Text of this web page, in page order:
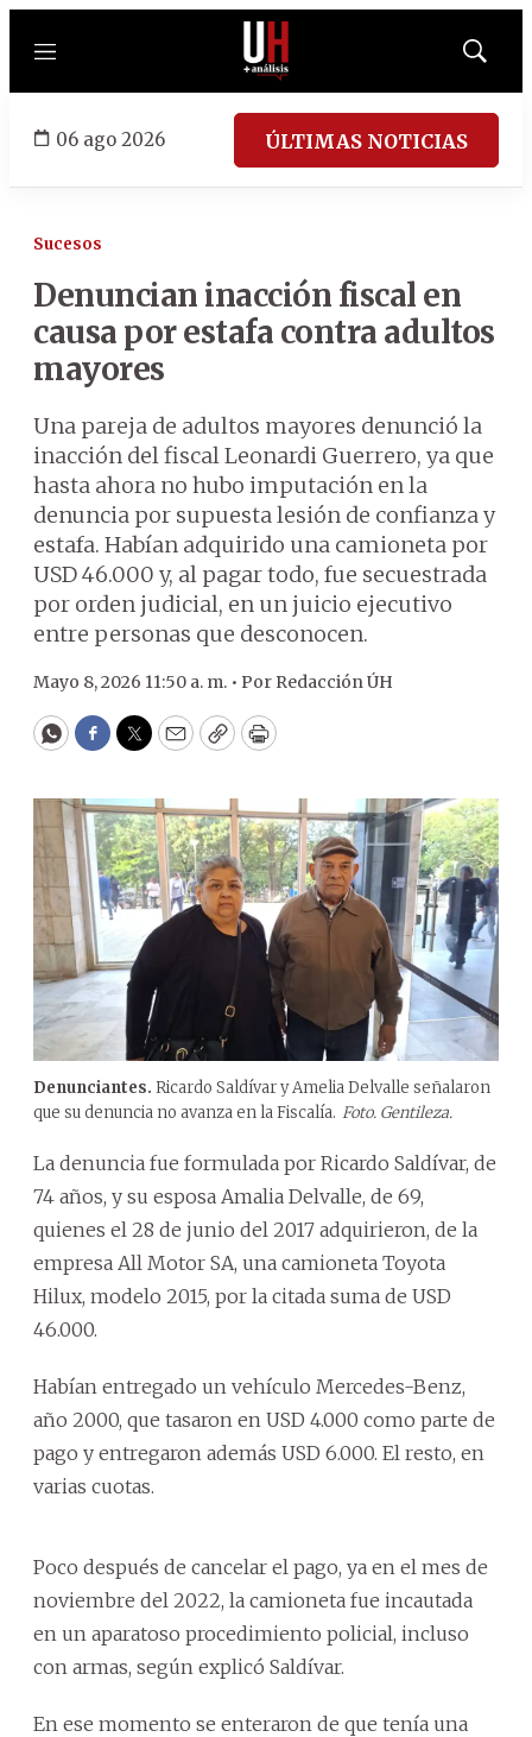
Menú
Mostrar
06 ago 2026 ÚLTIMAS NOTICIAS
Sucesos
Denuncian inacción fiscal en
causa por estafa contra adultos
mayores
Una pareja de adultos mayores denunció la
inacción del fiscal Leonardi Guerrero, ya que
hasta ahora no hubo imputación en la
denuncia por supuesta lesión de confianza y
estafa. Habían adquirido una camioneta por
USD 46.000 y, al pagar todo, fue secuestrada
por orden judicial, en un juicio ejecutivo
entre personas que desconocen.
Mayo 8, 2026 11:50 a. m. • Por Redacción ÚH
WhatsApp
Facebook
Twitter
EmailCopyPrint
Denunciantes. Ricardo Saldívar y Amelia Delvalle señalaron
que su denuncia no avanza en la Fiscalía. Foto. Gentileza.
La denuncia fue formulada por Ricardo Saldívar, de
74 años, y su esposa Amalia Delvalle, de 69,
quienes el 28 de junio del 2017 adquirieron, de la
empresa All Motor SA, una camioneta Toyota
Hilux, modelo 2015, por la citada suma de USD
46.000.
Habían entregado un vehículo Mercedes-Benz,
año 2000, que tasaron en USD 4.000 como parte de
pago y entregaron además USD 6.000. El resto, en
varias cuotas.
Poco después de cancelar el pago, ya en el mes de
noviembre del 2022, la camioneta fue incautada
en un aparatoso procedimiento policial, incluso
con armas, según explicó Saldívar.
En ese momento se enteraron de que tenía una